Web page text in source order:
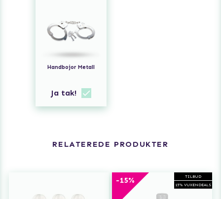
Handbojor Metall
Ja tak!
RELATEREDE PRODUKTER
TILBUD
15% VUXENDEALS
-15%